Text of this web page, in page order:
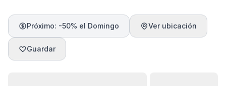
Próximo: -50% el Domingo Ver ubicación
Guardar